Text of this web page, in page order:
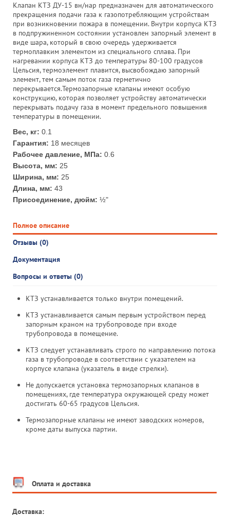
Клапан КТЗ ДУ-15 вн/нар предназначен для автоматического
прекращения подачи газа к газопотребляющим устройствам
при возникновении пожара в помещении. Внутри корпуса КТЗ
в подпружиненном состоянии установлен запорный элемент в
виде шара, который в свою очередь удерживается
термоплавким элементом из специального сплава. При
нагревании корпуса КТЗ до температуры 80-100 градусов
Цельсия, термоэлемент плавится, высвобождаю запорный
элемент, тем самым поток газа герметично
перекрывается.Термозапорные клапаны имеют особую
конструкцию, которая позволяет устройству автоматически
перекрывать подачу газа в момент предельного повышения
температуры в помещении.
Вес, кг: 0.1
Гарантия: 18 месяцев
Рабочее давление, МПа: 0.6
Высота, мм: 25
Ширина, мм: 25
Длина, мм: 43
Присоединение, дюйм: ½"
Полное описание
Отзывы (0)
Документация
Вопросы и ответы (0)
КТЗ устанавливается только внутри помещений.
КТЗ устанавливается самым первым устройством перед
запорным краном на трубопроводе при входе
трубопровода в помещение.
КТЗ следует устанавливать строго по направлению потока
газа в трубопроводе в соответствии с указателем на
корпусе клапана (указатель в виде стрелки).
Не допускается установка термозапорных клапанов в
помещениях, где температура окружающей среду может
достигать 60-65 градусов Цельсия.
Термозапорные клапаны не имеют заводских номеров,
кроме даты выпуска партии.
Оплата и доставка
Доставка: